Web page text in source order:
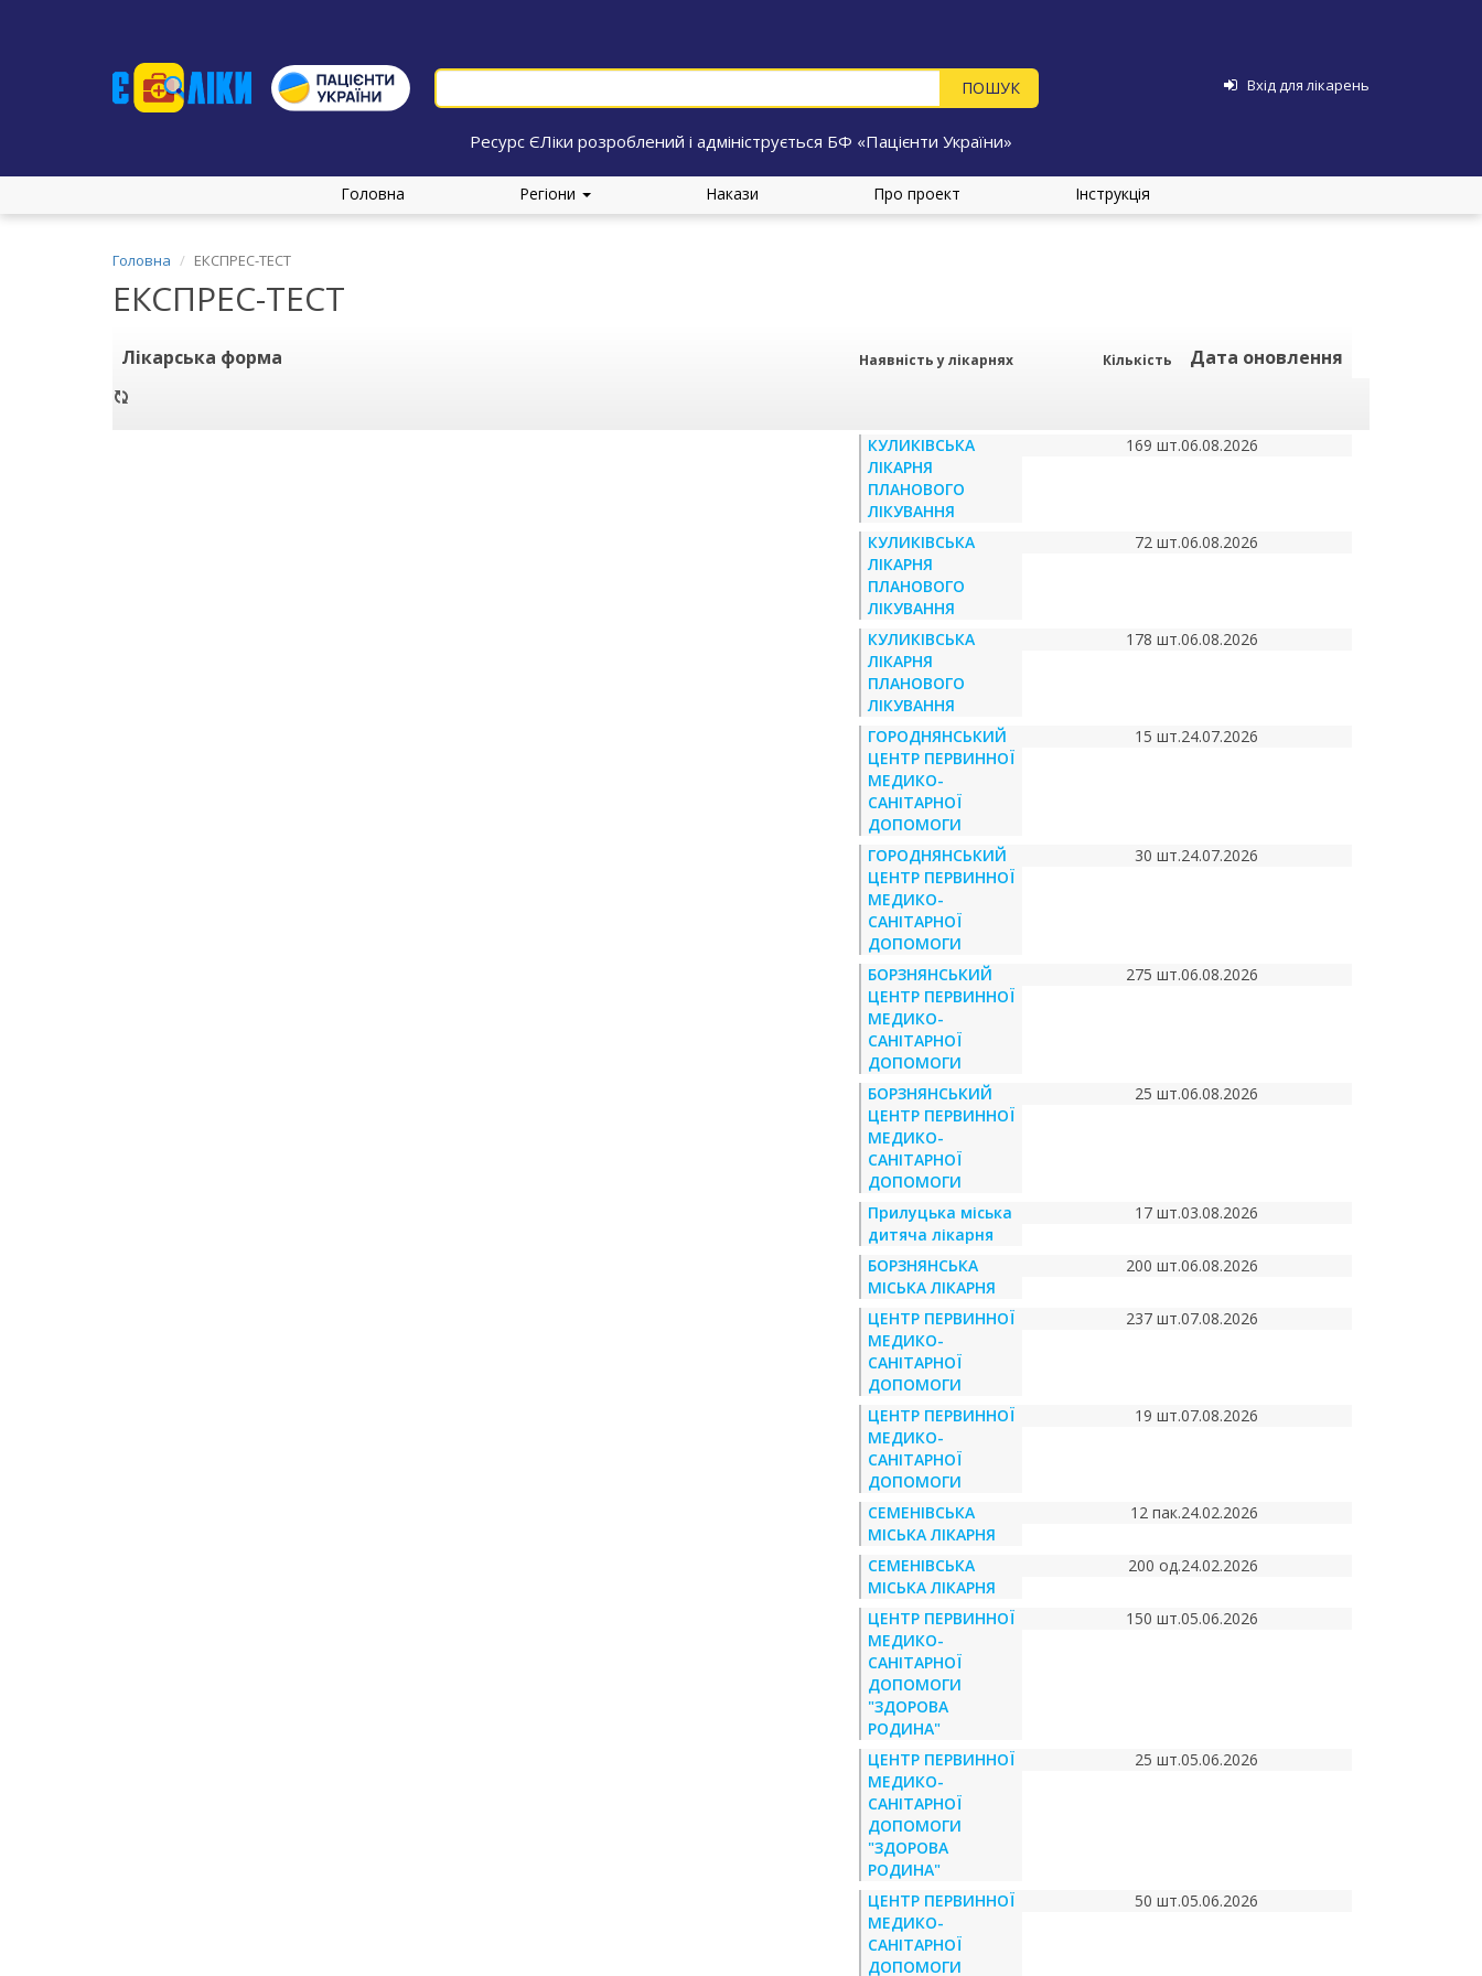
Вхід для лікарень
Ресурс ЄЛіки розроблений і адмініструється БФ «Пацієнти України»
Головна Регіони Накази Про проект Інструкція
Головна ЕКСПРЕС-ТЕСТ
ЕКСПРЕС-ТЕСТ
Лікарська форма Наявність у лікарнях Кількість Дата оновлення
КУЛИКІВСЬКА
ЛІКАРНЯ
ПЛАНОВОГО
ЛІКУВАННЯ
169 шт.06.08.2026
КУЛИКІВСЬКА
ЛІКАРНЯ
ПЛАНОВОГО
ЛІКУВАННЯ
72 шт.06.08.2026
КУЛИКІВСЬКА
ЛІКАРНЯ
ПЛАНОВОГО
ЛІКУВАННЯ
178 шт.06.08.2026
ГОРОДНЯНСЬКИЙ
ЦЕНТР ПЕРВИННОЇ
МЕДИКО-
САНІТАРНОЇ
ДОПОМОГИ
15 шт.24.07.2026
ГОРОДНЯНСЬКИЙ
ЦЕНТР ПЕРВИННОЇ
МЕДИКО-
САНІТАРНОЇ
ДОПОМОГИ
30 шт.24.07.2026
БОРЗНЯНСЬКИЙ
ЦЕНТР ПЕРВИННОЇ
МЕДИКО-
САНІТАРНОЇ
ДОПОМОГИ
275 шт.06.08.2026
БОРЗНЯНСЬКИЙ
ЦЕНТР ПЕРВИННОЇ
МЕДИКО-
САНІТАРНОЇ
ДОПОМОГИ
25 шт.06.08.2026
Прилуцька міська
дитяча лікарня
17 шт.03.08.2026
БОРЗНЯНСЬКА
МІСЬКА ЛІКАРНЯ
200 шт.06.08.2026
ЦЕНТР ПЕРВИННОЇ
МЕДИКО-
САНІТАРНОЇ
ДОПОМОГИ
237 шт.07.08.2026
ЦЕНТР ПЕРВИННОЇ
МЕДИКО-
САНІТАРНОЇ
ДОПОМОГИ
19 шт.07.08.2026
СЕМЕНІВСЬКА
МІСЬКА ЛІКАРНЯ
12 пак.24.02.2026
СЕМЕНІВСЬКА
МІСЬКА ЛІКАРНЯ
200 од.24.02.2026
ЦЕНТР ПЕРВИННОЇ
МЕДИКО-
САНІТАРНОЇ
ДОПОМОГИ
"ЗДОРОВА
РОДИНА"
150 шт.05.06.2026
ЦЕНТР ПЕРВИННОЇ
МЕДИКО-
САНІТАРНОЇ
ДОПОМОГИ
"ЗДОРОВА
РОДИНА"
25 шт.05.06.2026
ЦЕНТР ПЕРВИННОЇ
МЕДИКО-
САНІТАРНОЇ
ДОПОМОГИ
50 шт.05.06.2026